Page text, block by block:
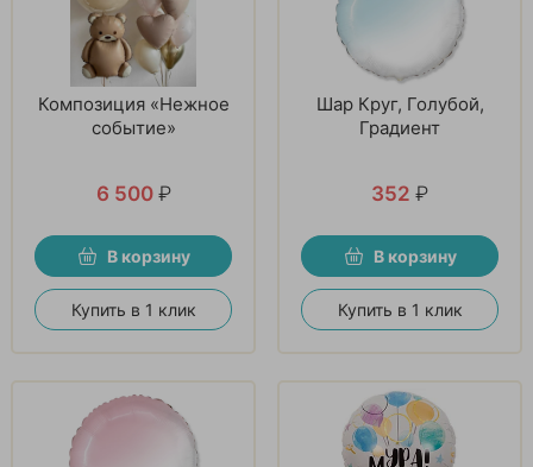
Композиция «Нежное
событие»
6 500 ₽
В корзину
Купить в 1 клик
Шар Круг, Голубой,
Градиент
352 ₽
В корзину
Купить в 1 клик